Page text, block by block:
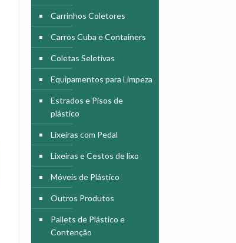
Carrinhos Coletores
Carros Cuba e Containers
Coletas Seletivas
Equipamentos para Limpeza
Estrados e Pisos de
plástico
Lixeiras com Pedal
Lixeiras e Cestos de lixo
Móveis de Plástico
Outros Produtos
Pallets de Plástico e
Contenção